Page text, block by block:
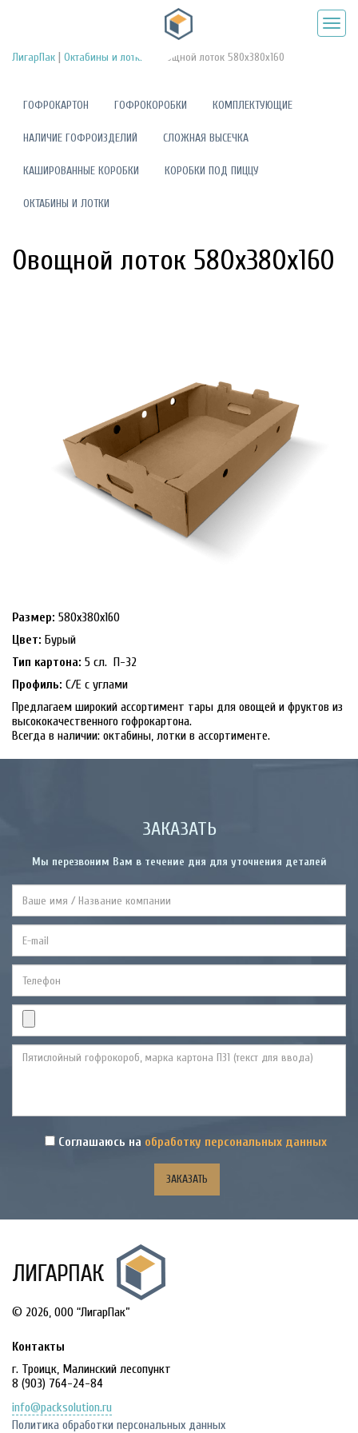
ЛигарПак | Октабины и лотки Овощной лоток 580х380х160
ГОФРОКАРТОН ГОФРОКОРОБКИ КОМПЛЕКТУЮЩИЕ
НАЛИЧИЕ ГОФРОИЗДЕЛИЙ СЛОЖНАЯ ВЫСЕЧКА
КАШИРОВАННЫЕ КОРОБКИ КОРОБКИ ПОД ПИЦЦУ
ОКТАБИНЫ И ЛОТКИ
Овощной лоток 580х380х160
Размер: 580х380х160
Цвет: Бурый
Тип картона: 5 сл. П-32
Профиль: С/Е с углами
Предлагаем широкий ассортимент тары для овощей и фруктов из
высококачественного гофрокартона.
Всегда в наличии: октабины, лотки в ассортименте.
ЗАКАЗАТЬ
Мы перезвоним Вам в течение дня для уточнения деталей
Соглашаюсь на обработку персональных данных
© 2026, OOO “ЛигарПак”
Контакты
г. Троицк, Малинский лесопункт
8 (903) 764-24-84
info@packsolution.ru
Политика обработки персональных данных